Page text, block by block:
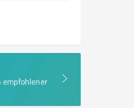
empfohlener